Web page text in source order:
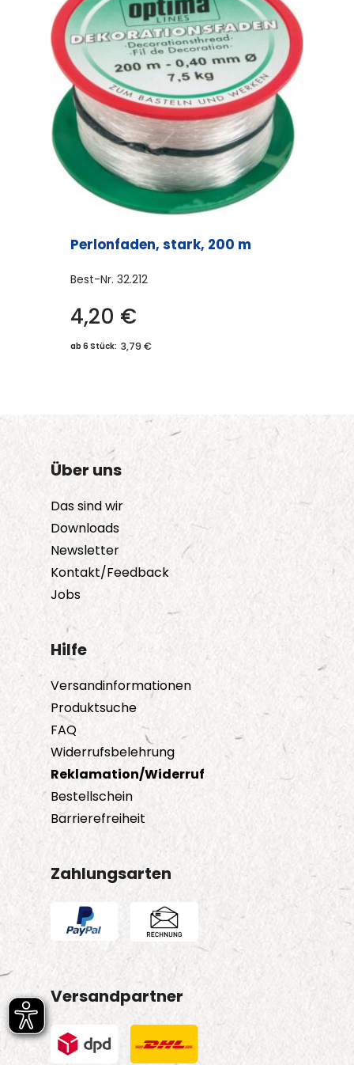
Perlonfaden, stark, 200 m
Best-Nr. 32.212
4,20 €
ab 6 Stück: 3,79 €
Über uns
Das sind wir
Downloads
Newsletter
Kontakt/Feedback
Jobs
Hilfe
Versandinformationen
Produktsuche
FAQ
Widerrufsbelehrung
Reklamation/Widerruf
Bestellschein
Barrierefreiheit
Zahlungsarten
Versandpartner